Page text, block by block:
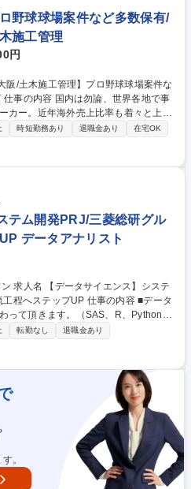
野球球場案件など多数保有/
施工管理
円
カー。近年海外売上比率も着々と上昇
。そんな当社にてスポーツ施設の新
場(業界シェ
ドーム、ZOZOマリンスタジアム、ベ
) ・テニスコート ・陸上競技場 ・体育
した施設が地図に載るだけでなく、
録、ドラマが生まれることまでを見届
スポーツ施設特有の業務を取得し、一
行直帰可
時短勤務あり 退職金あり
在宅OK
テム開発PRJ/三菱総研グル
データアナリスト
ステ
プUP 仕事の内容 ■データ
って頂きます。（SAS、R、Python
設計など、上流工程へのステップアッ
クト事例】 ・カード情報系システム
発 ・ダッシュボードとのデータ連携機
レス検知機能の開発 など 募集職種
PRJ/三菱総研グループ/上流工程へス
転勤なし
退職金あり
。